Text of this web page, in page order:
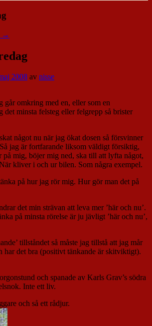
→
2008 av nisse
går omkring med en, eller som en
det minsta felsteg eller felgrepp så brister
något nu när jag ökat dosen så försvinner
jag är fortfarande liksom väldigt försiktig,
på mig, böjer mig ned, ska till att lyfta något,
kliver i och ur bilen. Som några exempel.
på hur jag rör mig. Hur gör man det på
det min strävan att leva mer ’här och nu’.
på minsta rörelse är ju jävligt ’här och nu’,
tillståndet så måste jag tillstå att jag mår
har det bra (positivt tänkande är skitviktigt).
och spanade av Karls Grav’s södra
Inte ett liv.
och så ett rådjur.